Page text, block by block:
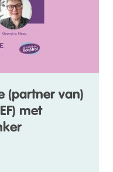
(partner van)
met